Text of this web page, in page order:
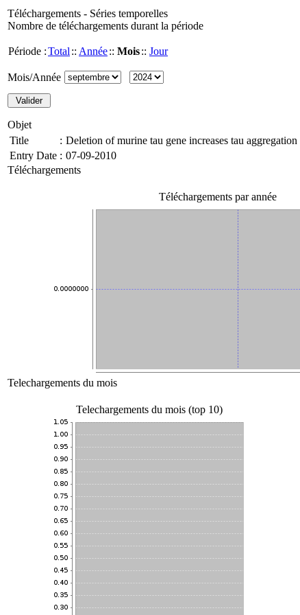
Téléchargements - Séries temporelles
Nombre de téléchargements durant la période
Période :Total :: Année:: Mois:: Jour
Mois/Année
Objet
Title
: Deletion of murine tau gene increases tau
Entry Date : 07-09-2010
Téléchargements
Téléchargements par année
Telechargements du mois
Telechargements du mois (top 10)